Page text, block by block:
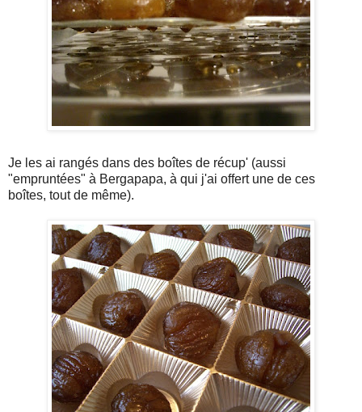
Je les ai rangés dans des boîtes de récup' (aussi
"empruntées" à Bergapapa, à qui j'ai offert une de ces
boîtes, tout de même).